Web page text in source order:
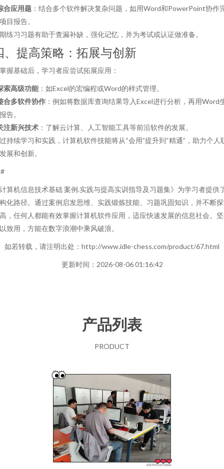
合应用题 ：结合多个软件解决复杂问题，如用Word和PowerPoint协作
目报告。
练习习题有助于查漏补缺，强化记忆，并为考试或认证做准备。
、提高策略：拓展与创新
握基础后，学习者应尝试拓展应用：
索高级功能：如Excel的宏编程或Word的样式管理。
合多软件协作 ：例如将数据库查询结果导入Excel进行分析，再用Word
告。
注新兴技术 ：了解云计算、人工智能工具等前沿软件的发展。
持续学习和实践，计算机软件技能将从“会用”提升到“精通”，助力个人
展和创新。
算机信息技术基础 案例.实践与提高实训指导及习题集》为学习者提供
化路径。通过案例启发思维、实践锻炼技能、习题巩固知识，并不断
，任何人都能有效掌握计算机软件应用，适应快速发展的信息社会。
致用，方能在数字浪潮中乘风破浪。
如若转载，请注明出处：http://www.idle-chess.com/product/67.html
更新时间：2026-08-06 01:16:42
产品列表
PRODUCT